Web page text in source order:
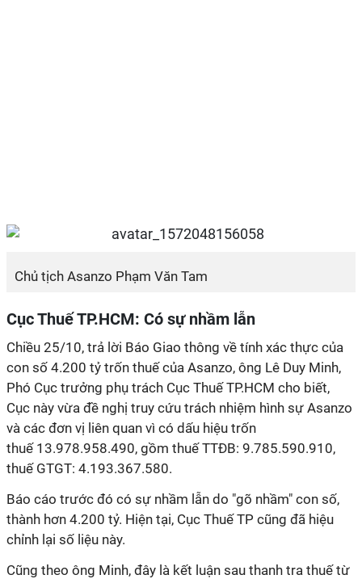
Chủ tịch Asanzo Phạm Văn Tam
Cục Thuế TP.HCM: Có sự nhầm lẫn
Chiều 25/10, trả lời Báo Giao thông về tính xác thực của
con số 4.200 tỷ trốn thuế của Asanzo, ông Lê Duy Minh,
Phó Cục trưởng phụ trách Cục Thuế TP.HCM cho biết,
Cục này vừa đề nghị truy cứu trách nhiệm hình sự Asanzo
và các đơn vị liên quan vì có dấu hiệu trốn
thuế 13.978.958.490, gồm thuế TTĐB: 9.785.590.910,
thuế GTGT: 4.193.367.580.
Báo cáo trước đó có sự nhầm lẫn do "gõ nhầm" con số,
thành hơn 4.200 tỷ. Hiện tại, Cục Thuế TP cũng đã hiệu
chỉnh lại số liệu này.
Cũng theo ông Minh, đây là kết luận sau thanh tra thuế từ